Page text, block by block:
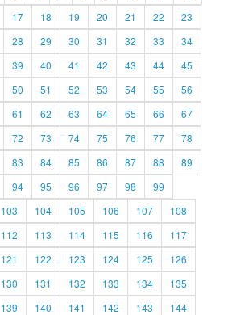
17 18 19 20 21 22
23
28 29 30 31 32 33
34
39 40 41 42 43 44
45
50 51 52 53 54 55
56
61 62 63 64 65 66
67
72 73 74 75 76 77
78
83 84 85 86 87 88
89
94 95 96 97 98
99
103 104 105 106 107
108
112 113 114 115 116
117
121 122 123 124 125
126
130 131 132 133 134
135
139 140 141 142 143
144